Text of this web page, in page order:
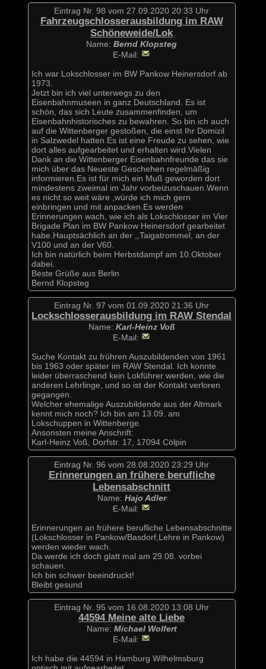
Eintrag Nr. 98 vom 27.09.2020 20:33 Uhr
Fahrzeugschlosserausbildung im RAW
Schöneweide/Lok
Name: Bernd Klopsteg
E-Mail:
Ich war Lokschlosser im BW Pankow Heinersdorf ab
1973.
Jetzt bin ich viel unterwegs zu den
Eisenbahnmuseen in ganz Deutschland. Es ist
schön, das sich Leute zusammenfinden, um
Eisenbahnhistorisches zu bewahren. So bin ich auch
auf die Wittenberger gestoßen, die einst Ihr Domizil
in Salzwedel hatten.Es ist eine Freude zu sehen, wie
dort alles aufgearbeitet und erhalten wird.Vielen
Dank an die Wittenberger Eisenbahnfreunde das sie
mich über das Neueste Geschehen regelmäßig
informieren.Es ist für mich ein Muß geworden dort
mindestens zweimal im Jahr vorbeizuschauen.Wenn
es nicht so weit wäre ,würde ich mich gern
einbringen und mit anpacken.Es werden
Erinnerungen wach, wie ich als Lokschlosser im Vier
Brigade Plan im BW Pankow Heinersdorf gearbeitet
habe.Hauptsächlich an der ,,Taigatrommel, an der
V100 und an der V60.
Ich bin natürlich beim Herbstdampf am 10.Oktober
dabei.
Beste Grüße aus Berlin
Bernd Klopsteg
Eintrag Nr. 97 vom 01.09.2020 21:36 Uhr
Lockschlosserausbildung im RAW Stendal
Name: Karl-Heinz Voß
E-Mail:
Suche Kontakt zu frühren Auszubildenden von 1961
bis 1963 oder später im RAW Stendal. Ich konnte
leider überraschend kein Lokführer werden, wie die
anderen Lehrlinge, und so ist der Kontakt verloren
gegangen.
Welcher ehemalige Auszubildende aus der Altmark
kennt mich noch? Ich bin am 13.09. am
Lokschuppen in Wittenberge.
Ansonsten meine Anschrift:
Karl-Heinz Voß, Dorfstr. 17, 17094 Cölpin
Eintrag Nr. 96 vom 28.08.2020 23:29 Uhr
Erinnerungen an frühere berufliche
Lebensabschnitt
Name: Hajo Adler
E-Mail:
Erinnerungen an frühere berufliche Lebensabschnitte
(Lokschlosser in Pankow/Basdorf,Lehre in Pankow)
werden wieder wach.
Da werde ich doch glatt mal am 29.08. vorbei
schauen.
Ich bin schwer beeindruckt!
Bleibt gesund
Eintrag Nr. 95 vom 16.08.2020 13:08 Uhr
44594 Meine alte Liebe
Name: Michael Wolfert
E-Mail:
Ich habe die 44594 in Hamburg Wilhelmsburg